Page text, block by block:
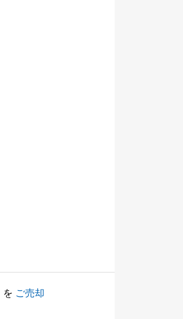
を ご売却